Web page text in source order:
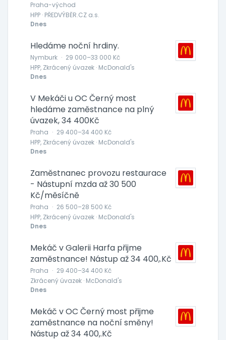
Praha-východ
HPP · PŘEDVÝBĚR.CZ a.s.
Dnes
Hledáme noční hrdiny.
Nymburk · 29 000–33 000 Kč
HPP, Zkrácený úvazek · McDonald's
Dnes
V Mekáči u OC Černý most
hledáme zaměstnance na plný
úvazek, 34 400Kč
Praha · 29 400–34 400 Kč
HPP, Zkrácený úvazek · McDonald's
Dnes
Zaměstnanec provozu restaurace
- Nástupní mzda až 30 500
Kč/měsíčně
Praha · 26 500–28 500 Kč
HPP, Zkrácený úvazek · McDonald's
Dnes
Mekáč v Galerii Harfa přijme
zaměstnance! Nástup až 34 400,.Kč
Praha · 29 400–34 400 Kč
Zkrácený úvazek · McDonald's
Dnes
Mekáč v OC Černý most přijme
zaměstnance na noční směny!
Nástup až 34 400,.Kč